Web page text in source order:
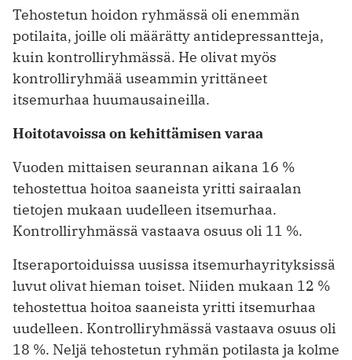
Tehostetun hoidon ryhmässä oli enemmän
potilaita, joille oli määrätty antidepressantteja,
kuin kontrolliryhmässä. He olivat myös
kontrolliryhmää useammin yrittäneet
itsemurhaa huumausaineilla.
Hoitotavoissa on kehittämisen varaa
Vuoden mittaisen seurannan aikana 16 %
tehostettua hoitoa saaneista yritti sairaalan
tietojen mukaan uudelleen itsemurhaa.
Kontrolliryhmässä vastaava osuus oli 11 %.
Itseraportoiduissa uusissa itsemurhayrityksissä
luvut olivat hieman toiset. Niiden mukaan 12 %
tehostettua hoitoa saaneista yritti itsemurhaa
uudelleen. Kontrolliryhmässä vastaava osuus oli
18 %. Neljä tehostetun ryhmän potilasta ja kolme